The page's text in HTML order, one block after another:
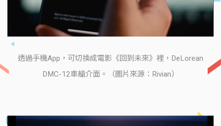
透過手機App，可切換成電影《回到未來》裡，DeLorean
DMC-12車艙介面。（圖片來源：Rivian）